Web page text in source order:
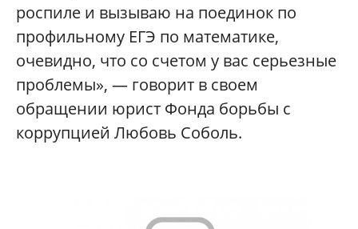
роспиле и вызываю на поединок по
профильному ЕГЭ по математике,
очевидно, что со счетом у вас серьезные
проблемы», — говорит в своем
обращении юрист Фонда борьбы с
коррупцией Любовь Соболь.